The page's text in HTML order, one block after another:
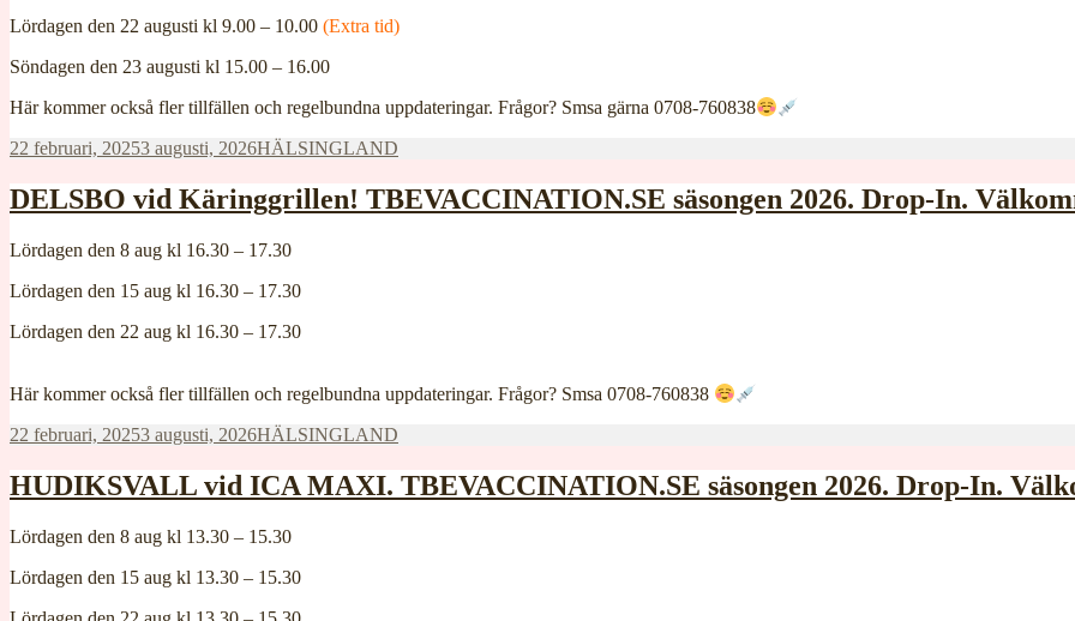
Lördagen den 22 augusti kl 9.00 – 10.00 (Extra tid)
Söndagen den 23 augusti kl 15.00 – 16.00
Här kommer också fler tillfällen och regelbundna uppdateringar. Frågor? Smsa gärna 0708-760838
Postat
22 februari, 20253 augusti, 2026Kategorier
HÄLSINGLAND
DELSBO vid Käringgrillen! TBEVACCINATION.SE säsongen 2026. Drop-In.
Lördagen den 8 aug kl 16.30 – 17.30
Lördagen den 15 aug kl 16.30 – 17.30
Lördagen den 22 aug kl 16.30 – 17.30
Här kommer också fler tillfällen och regelbundna uppdateringar. Frågor? Smsa 0708-760838
Postat
22 februari, 20253 augusti, 2026Kategorier
HÄLSINGLAND
HUDIKSVALL vid ICA MAXI. TBEVACCINATION.SE säsongen 2026. Drop-In.
Lördagen den 8 aug kl 13.30 – 15.30
Lördagen den 15 aug kl 13.30 – 15.30